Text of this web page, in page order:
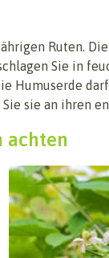
Ruten.
Sie in
Humuserde
sie an ihren
achten